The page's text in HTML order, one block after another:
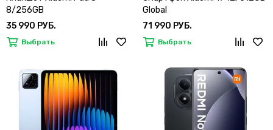
8/256GB
35 990 РУБ.
Выбрать
Global
71 990 РУБ.
Выбрать